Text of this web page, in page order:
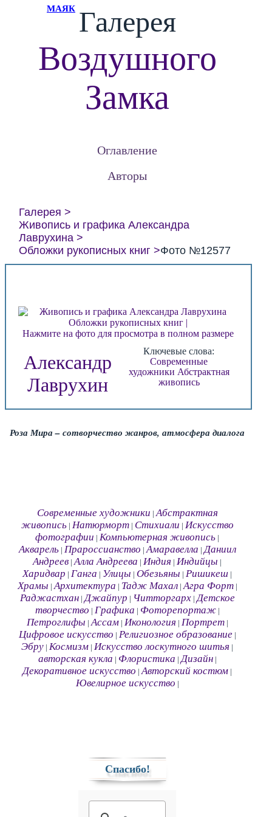
МАЯК Галерея
Воздушного
Замка
Оглавление
Авторы
Галерея
Живопись и графика Александра
Лаврухина
Обложки рукописных книг
Фото №12577
Нажмите на фото для просмотра в полном размере
Александр
Лаврухин
Ключевые слова:
Современные
художники Абстрактная
живопись
Роза Мира – сотворчество жанров, атмосфера диалога
Современные художники |Абстрактная
живопись| Натюрморт| Стихиали Искусство
фотографии |Компьютерная живопись
Акварель| Прароссианство |Амаравелла |Даниил
Андреев |Алла Андреева |Индия |Индийцы
Харидвар |Ганга Улицы |Обезьяны |Ришикеш
Храмы |Архитектура Тадж Махал|Агра Форт|
Раджастхан|Джайпур Читторгарх|Детское
творчество Графика Фоторепортаж|
Петроглифы |Ассам| Иконология Портрет|
Цифровое искусство Религиозное образование|
Эбру |Космизм |Искусство лоскутного шитья
авторская кукла Флористика |Дизайн|
Декоративное искусство |Авторский костюм
Ювелирное искусство
Спасибо!